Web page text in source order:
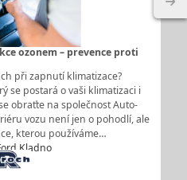
ozonem – prevence proti
při zapnutí klimatizace?
se postará o vaši klimatizaci i
obraťte na společnost Auto-
vozu není jen o pohodlí, ale
kterou používáme…
Kladno